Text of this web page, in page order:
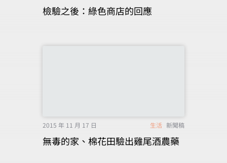
檢驗之後：綠色商店的回應
2015 年 11 月 17 日 生活 新聞稿
無毒的家、棉花田驗出雞尾酒農藥